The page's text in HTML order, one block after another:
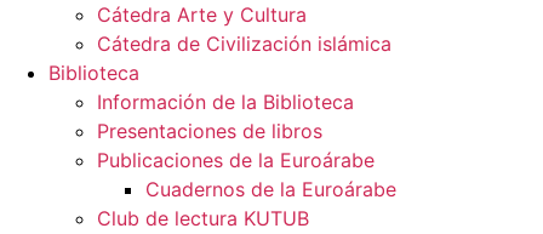
Cátedra Arte y Cultura
Cátedra de Civilización islámica
Biblioteca
Información de la Biblioteca
Presentaciones de libros
Publicaciones de la Euroárabe
Cuadernos de la Euroárabe
Club de lectura KUTUB